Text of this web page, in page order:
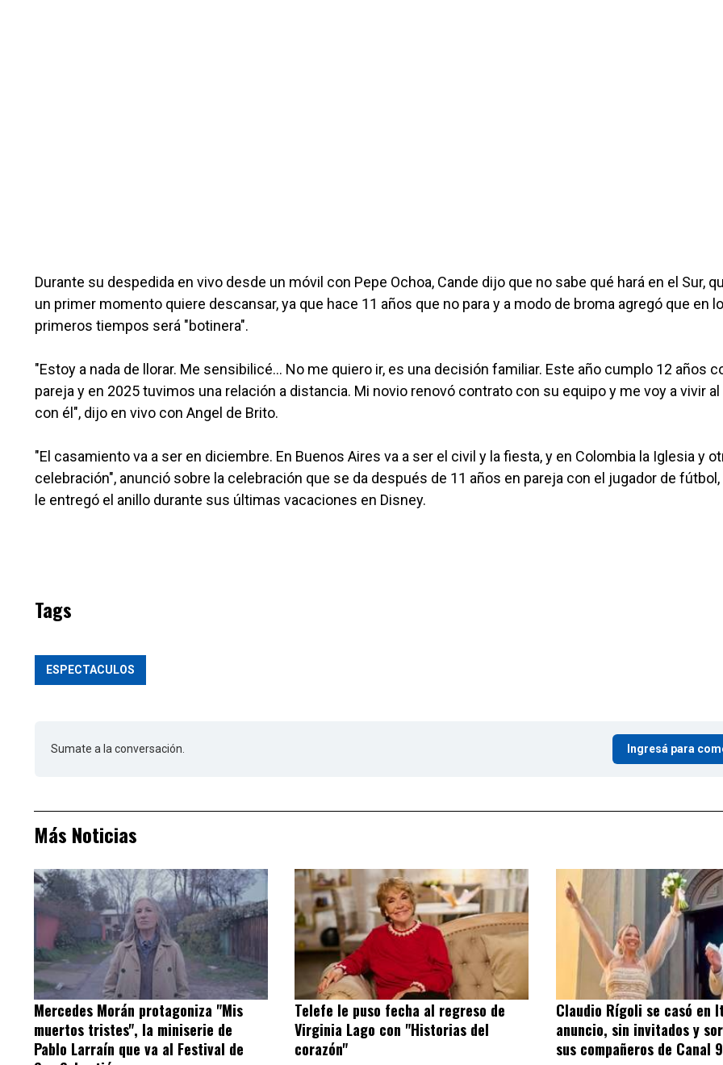
Durante su despedida en vivo desde un móvil con Pepe Ochoa, Cande dijo que no sabe qué hará en el Sur,
un primer momento quiere descansar, ya que hace 11 años que no para y a modo de broma agregó que en
primeros tiempos será "botinera".
"Estoy a nada de llorar. Me sensibilicé... No me quiero ir, es una decisión familiar. Este año cumplo 12 años
pareja y en 2025 tuvimos una relación a distancia. Mi novio renovó contrato con su equipo y me voy a vivir al
con él", dijo en vivo con Angel de Brito.
"El casamiento va a ser en diciembre. En Buenos Aires va a ser el civil y la fiesta, y en Colombia la Iglesia y
celebración", anunció sobre la celebración que se da después de 11 años en pareja con el jugador de fútbol,
le entregó el anillo durante sus últimas vacaciones en Disney.
Tags
ESPECTACULOS
Sumate a la conversación. Ingresá para
Más Noticias
Mercedes Morán protagoniza "Mis
muertos tristes", la miniserie de
Pablo Larraín que va al Festival de
Telefe le puso fecha al regreso de
Virginia Lago con "Historias del
corazón"
Claudio Rígoli se casó en
anuncio, sin invitados y
sus compañeros de Canal 9